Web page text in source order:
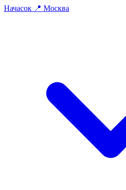
Начасок 📍 Москва